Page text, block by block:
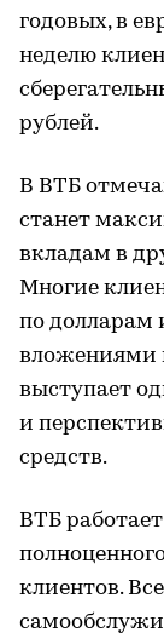
годовых, в
неделю
рублей.
В ВТБ
станет
вкладам в
Многие
по долларам
вложениями
выступает
и
средств.
ВТБ
клиентов.